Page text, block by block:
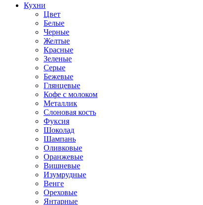
Кухни
Цвет
Белые
Черные
Желтые
Красные
Зеленые
Серые
Бежевые
Глянцевые
Кофе с молоком
Металлик
Слоновая кость
Фуксия
Шоколад
Шампань
Оливковые
Оранжевые
Вишневые
Изумрудные
Венге
Ореховые
Янтарные